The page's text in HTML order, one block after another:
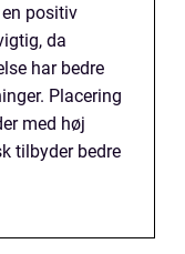
positiv
da
har bedre
Placering
med høj
tilbyder bedre